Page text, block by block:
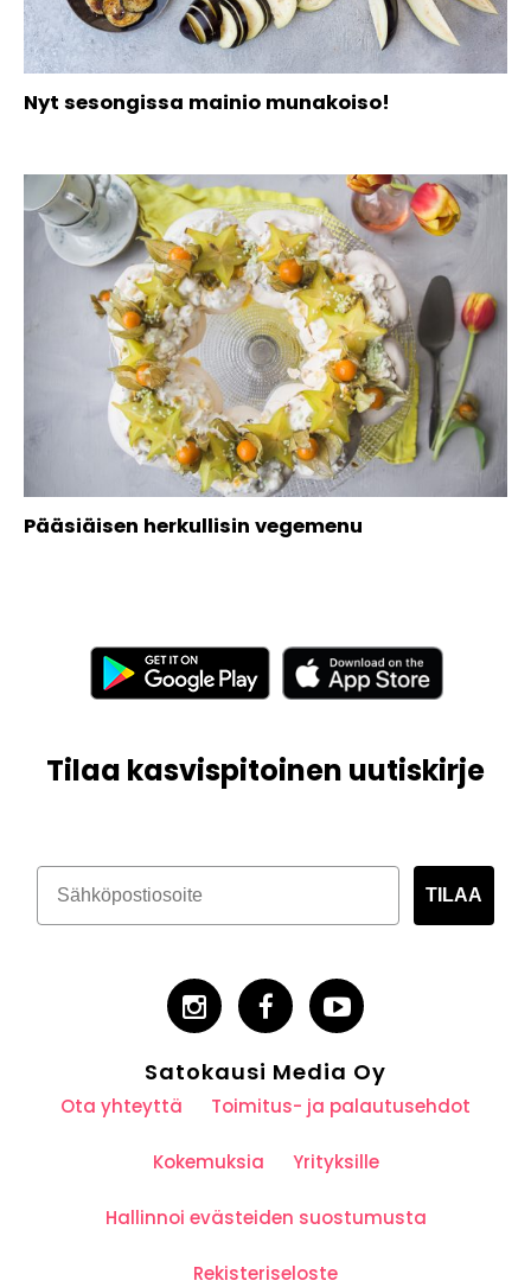
Nyt sesongissa mainio munakoiso!
Pääsiäisen herkullisin vegemenu
Tilaa kasvispitoinen uutiskirje
TILAA
Satokausi Media Oy
Ota yhteyttä Toimitus- ja palautusehdot
Kokemuksia Yrityksille
Hallinnoi evästeiden suostumusta
Rekisteriseloste